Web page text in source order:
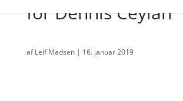
for Dennis Ceylan
afLeif Madsen| 16. januar 2019